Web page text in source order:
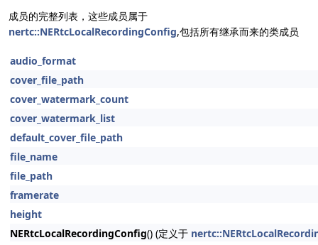
成员的完整列表，这些成员属于
nertc::NERtcLocalRecordingConfig,包括所有继承而来的类成员
audio_format
cover_file_path
cover_watermark_count
cover_watermark_list
default_cover_file_path
file_name
file_path
framerate
height
NERtcLocalRecordingConfig() (定义于